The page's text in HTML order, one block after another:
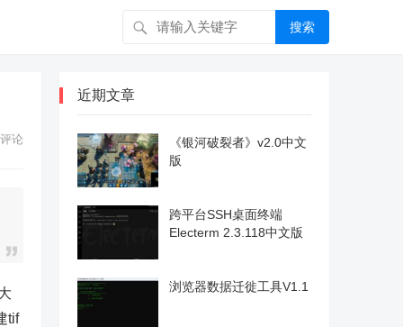
搜索
评论
tif
近期文章
《银河破裂者》v2.0中文
版
跨平台SSH桌面终端
Electerm 2.3.118中文版
浏览器数据迁徙工具V1.1